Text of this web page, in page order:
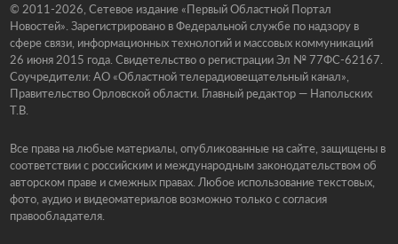
© 2011-2026, Сетевое издание «Первый Областной Портал
Новостей». Зарегистрировано в Федеральной службе по надзору в
сфере связи, информационных технологий и массовых коммуникаций
26 июня 2015 года. Свидетельство о регистрации Эл № 77ФС-62167.
Соучредители: АО «Областной телерадиовещательный канал»,
Правительство Орловской области. Главный редактор — Напольских
Т.В.
Все права на любые материалы, опубликованные на сайте, защищены в
соответствии с российским и международным законодательством об
авторском праве и смежных правах. Любое использование текстовых,
фото, аудио и видеоматериалов возможно только с согласия
правообладателя.